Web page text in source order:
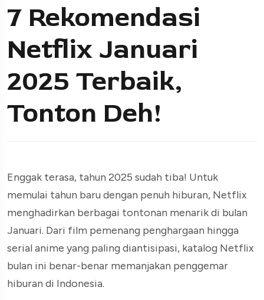
7 Rekomendasi
Netflix Januari
2025 Terbaik,
Tonton Deh!
Enggak terasa, tahun 2025 sudah tiba! Untuk
memulai tahun baru dengan penuh hiburan, Netflix
menghadirkan berbagai tontonan menarik di bulan
Januari. Dari film pemenang penghargaan hingga
serial anime yang paling diantisipasi, katalog Netflix
bulan ini benar-benar memanjakan penggemar
hiburan di Indonesia.